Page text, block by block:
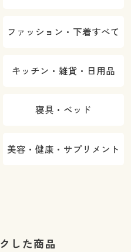
ファッション・下着すべて
キッチン・雑貨・日用品
寝具・ベッド
美容・健康・サプリメント
した商品